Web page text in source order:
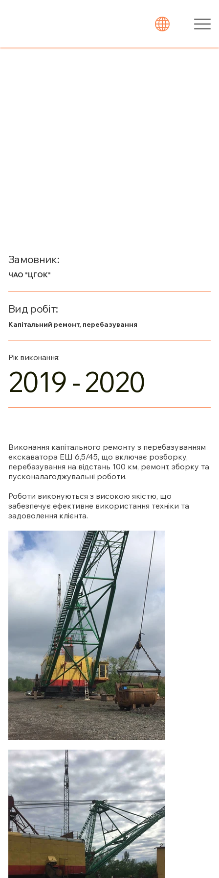
Замовник:
ЧАО "ЦГОК"
Вид робіт:
Капітальний ремонт, перебазування
Рік виконання:
2019 - 2020
Виконання капітального ремонту з перебазуванням
екскаватора ЕШ 6,5/45, що включає розборку,
перебазування на відстань 100 км, ремонт, зборку та
пусконалагоджувальні роботи.
Роботи виконуються з високою якістю, що
забезпечує ефективне використання техніки та
задоволення клієнта.